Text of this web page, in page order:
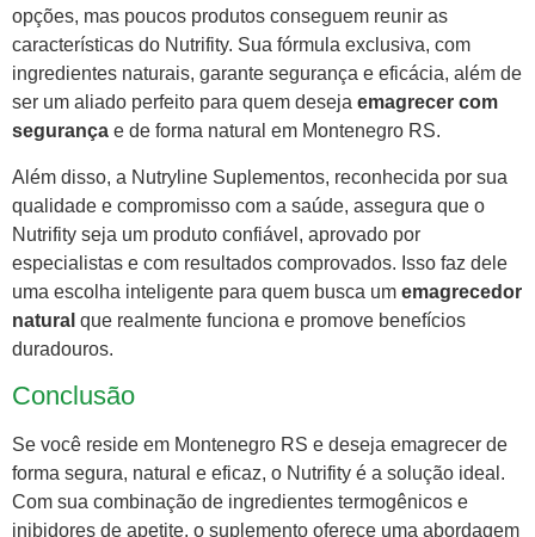
opções, mas poucos produtos conseguem reunir as
características do Nutrifity. Sua fórmula exclusiva, com
ingredientes naturais, garante segurança e eficácia, além de
ser um aliado perfeito para quem deseja emagrecer com
segurança e de forma natural em Montenegro RS.
Além disso, a Nutryline Suplementos, reconhecida por sua
qualidade e compromisso com a saúde, assegura que o
Nutrifity seja um produto confiável, aprovado por
especialistas e com resultados comprovados. Isso faz dele
uma escolha inteligente para quem busca um emagrecedor
natural que realmente funciona e promove benefícios
duradouros.
Conclusão
Se você reside em Montenegro RS e deseja emagrecer de
forma segura, natural e eficaz, o Nutrifity é a solução ideal.
Com sua combinação de ingredientes termogênicos e
inibidores de apetite, o suplemento oferece uma abordagem